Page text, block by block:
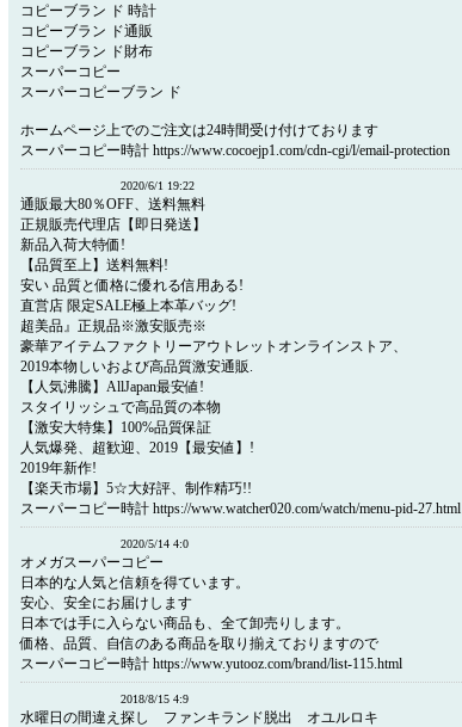
コピーブラン ド 時計
コピーブラン ド通販
コピーブラン ド財布
スーパーコピー
スーパーコピーブラン ド
ホームページ上でのご注文は24時間受け付けております
スーパーコピー時計 https://www.cocoejp1.com/cdn-cgi/l/email-protection
2020/6/1 19:22
通販最大80％OFF、送料無料
正規販売代理店【即日発送】
新品入荷大特価!
【品質至上】送料無料!
安い 品質と価格に優れる信用ある!
直営店 限定SALE極上本革バッグ!
超美品』正規品※激安販売※
豪華アイテムファクトリーアウトレットオンラインストア、
2019本物しいおよび高品質激安通販.
【人気沸騰】AllJapan最安値!
スタイリッシュで高品質の本物
【激安大特集】100%品質保証
人気爆発、超歓迎、2019【最安値】!
2019年新作!
【楽天市場】5☆大好評、制作精巧!!
スーパーコピー時計 https://www.watcher020.com/watch/menu-pid-27.html
2020/5/14 4:0
オメガスーパーコピー
日本的な人気と信頼を得ています。
安心、安全にお届けします
日本では手に入らない商品も、全て卸売りします。
価格、品質、自信のある商品を取り揃えておりますので
スーパーコピー時計 https://www.yutooz.com/brand/list-115.html
2018/8/15 4:9
水曜日の間違え探し ファンキランド脱出 オユルロキ